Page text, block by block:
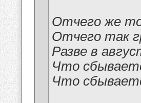
Отчего же
Отчего так
Разве в
Что
Что